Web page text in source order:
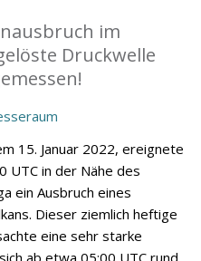
im
Druckwelle
15. Januar 2022, ereignete
UTC in der Nähe des
ein Ausbruch eines
Dieser ziemlich heftige
eine sehr starke
ab etwa 05:00 UTC rund